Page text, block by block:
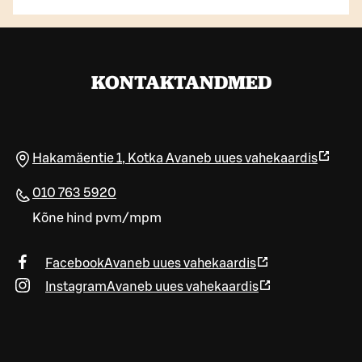
KONTAKTANDMED
Hakamäentie 1, Kotka Avaneb uues vahekaardis
010 763 5920
Kõne hind pvm/mpm
FacebookAvaneb uues vahekaardis
InstagramAvaneb uues vahekaardis